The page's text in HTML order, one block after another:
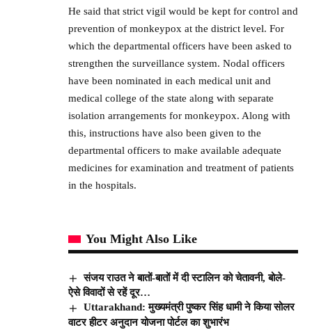
He said that strict vigil would be kept for control and
prevention of monkeypox at the district level. For
which the departmental officers have been asked to
strengthen the surveillance system. Nodal officers
have been nominated in each medical unit and
medical college of the state along with separate
isolation arrangements for monkeypox. Along with
this, instructions have also been given to the
departmental officers to make available adequate
medicines for examination and treatment of patients
in the hospitals.
You Might Also Like
संजय राउत ने बातों-बातों में दी स्टालिन को चेतावनी, बोले-
ऐसे विवादों से रहें दूर…
Uttarakhand: मुख्यमंत्री पुष्कर सिंह धामी ने किया सोलर
वाटर हीटर अनुदान योजना पोर्टल का शुभारंभ